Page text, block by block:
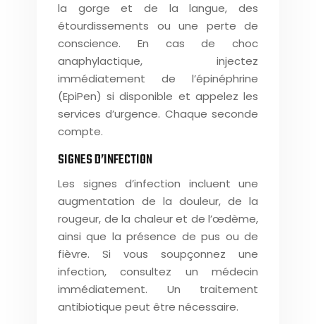
la gorge et de la langue, des
étourdissements ou une perte de
conscience. En cas de choc
anaphylactique, injectez
immédiatement de l’épinéphrine
(EpiPen) si disponible et appelez les
services d’urgence. Chaque seconde
compte.
SIGNES D’INFECTION
Les signes d’infection incluent une
augmentation de la douleur, de la
rougeur, de la chaleur et de l’œdème,
ainsi que la présence de pus ou de
fièvre. Si vous soupçonnez une
infection, consultez un médecin
immédiatement. Un traitement
antibiotique peut être nécessaire.